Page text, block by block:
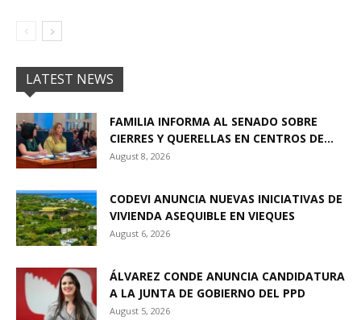
LATEST NEWS
FAMILIA INFORMA AL SENADO SOBRE
CIERRES Y QUERELLAS EN CENTROS DE...
August 8, 2026
CODEVI ANUNCIA NUEVAS INICIATIVAS DE
VIVIENDA ASEQUIBLE EN VIEQUES
August 6, 2026
ÁLVAREZ CONDE ANUNCIA CANDIDATURA
A LA JUNTA DE GOBIERNO DEL PPD
August 5, 2026